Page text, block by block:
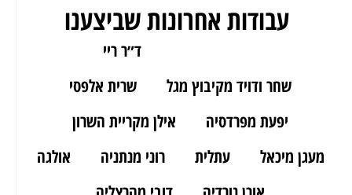
עבודות אחרונות שביצענו
ד״ר ריי
שחר ודויד מקיבוץ מגל
שרית אלפסי
יפעת מפרדסיה
אילן מקריית השרון
מעגן מיכאל
עתלית רוני מנתניה
אולגה